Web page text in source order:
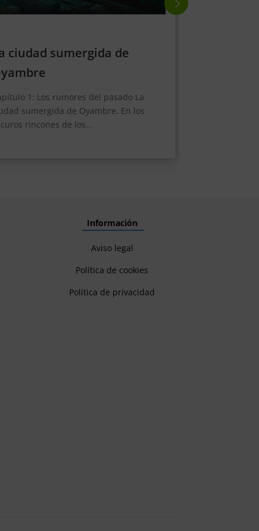
bosque de las Mariposas
1: El encanto del bosque El
de las Mariposas Negras. En lo
de Cantabria...
Información
Aviso legal
Política de cookies
Política de privacidad